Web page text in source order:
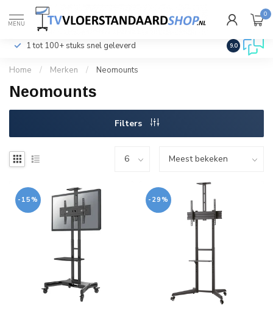
MENU
0
Incl. btw
1 tot 100+ stuks snel geleverd 9.0
Home / Merken / Neomounts
Neomounts
Filters
-15% -29%